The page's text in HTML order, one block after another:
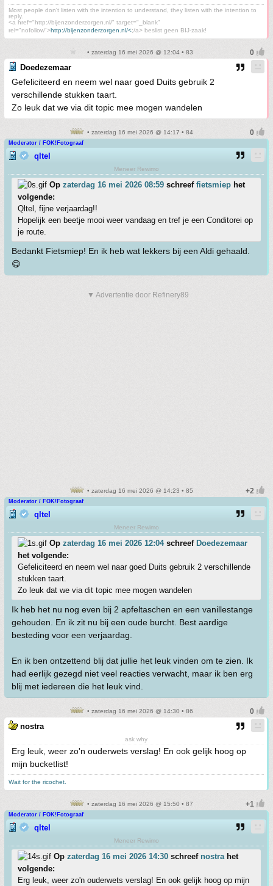
Most people don't listen with the intention to understand, they listen with the intention to
reply.
<a href="http://bijenzonderzorgen.nl/" target="_blank"
rel="nofollow">http://bijenzonderzorgen.nl/<;/a> beslist geen BIJ-zaak!
• zaterdag 16 mei 2026 @ 12:04 • 83
Doedezemaar
Gefeliciteerd en neem wel naar goed Duits gebruik 2
verschillende stukken taart.
Zo leuk dat we via dit topic mee mogen wandelen
• zaterdag 16 mei 2026 @ 14:17 • 84
Moderator / FOK!Fotograaf
qltel
Meneer Rewimo
Op zaterdag 16 mei 2026 08:59 schreef fietsmiep het
volgende:
Qltel, fijne verjaardag!!
Hopelijk een beetje mooi weer vandaag en tref je een Conditorei op
je route.
Bedankt Fietsmiep! En ik heb wat lekkers bij een Aldi gehaald.
😋
▼ Advertentie door Refinery89
• zaterdag 16 mei 2026 @ 14:23 • 85
Moderator / FOK!Fotograaf
qltel
Meneer Rewimo
Op zaterdag 16 mei 2026 12:04schreef Doedezemaar
het volgende:
Gefeliciteerd en neem wel naar goed Duits gebruik 2 verschillende
stukken taart.
Zo leuk dat we via dit topic mee mogen wandelen
Ik heb het nu nog even bij 2 apfeltaschen en een vanillestange
gehouden. En ik zit nu bij een oude burcht. Best aardige
besteding voor een verjaardag.
En ik ben ontzettend blij dat jullie het leuk vinden om te zien. Ik
had eerlijk gezegd niet veel reacties verwacht, maar ik ben erg
blij met iedereen die het leuk vind.
• zaterdag 16 mei 2026 @ 14:30 • 86
nostra
ask why
Erg leuk, weer zo'n ouderwets verslag! En ook gelijk hoog op
mijn bucketlist!
Wait for the ricochet.
• zaterdag 16 mei 2026 @ 15:50 • 87
Moderator / FOK!Fotograaf
qltel
Meneer Rewimo
Op zaterdag 16 mei 2026 14:30 schreef nostrahet
volgende:
Erg leuk, weer zo'n ouderwets verslag! En ook gelijk hoog op mijn